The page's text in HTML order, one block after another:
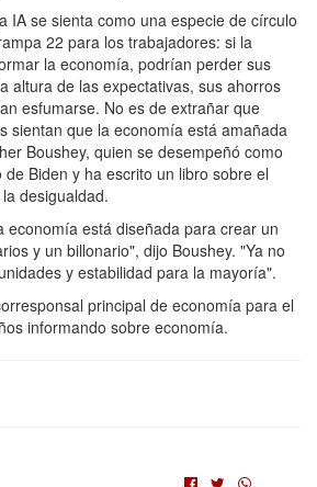
IA se sienta como una especie de círculo
22 para los trabajadores: si la
la economía, podrían perder sus
altura de las expectativas, sus ahorros
esfumarse. No es de extrañar que
sientan que la economía está amañada
Boushey, quien se desempeñó como
Biden y ha escrito un libro sobre el
desigualdad.
economía está diseñada para crear un
y un billonario", dijo Boushey. "Ya no
y estabilidad para la mayoría".
principal de economía para el
informando sobre economía.